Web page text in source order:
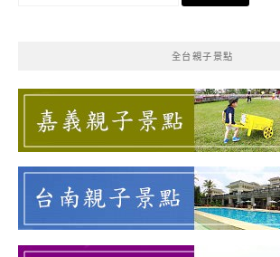
全台親子景點